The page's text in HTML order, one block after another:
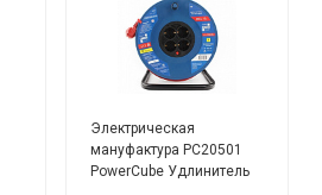
Электрическая
мануфактура PC20501
PowerCube Удлинитель